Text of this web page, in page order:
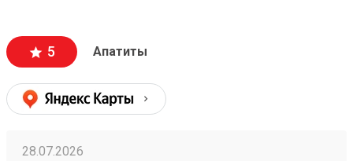
5 Апатиты
28.07.2026